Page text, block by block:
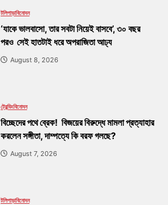
টলিপাড়াবিনোদন
‘যাকে ভালবাসো, তার সবটা নিয়েই বাসবে’, ৩০ বছর
পরও সেই হাতটাই ধরে অপরাজিতা আঢ্য
August 8, 2026
ট্রেন্ডিংবিনোদন
বিচ্ছেদের পথে ব্রেক! বিজয়ের বিরুদ্ধে মামলা প্রত্যাহার
করলেন সঙ্গীতা, দাম্পত্যে কি বরফ গলছে?
August 7, 2026
টলিপাড়াবিনোদন